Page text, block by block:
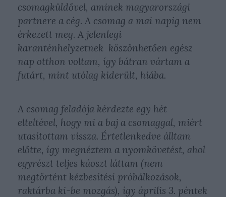
csomagküldővel, aminek magyarországi
partnere a cég. A csomag a mai napig nem
érkezett meg. A jelenlegi
karanténhelyzetnek köszönhetően egész
nap otthon voltam, így bátran vártam a
futárt, mint utólag kiderült, hiába.
A csomag feladója kérdezte egy hét
elteltével, hogy mi a baj a csomaggal, miért
utasítottam vissza. Értetlenkedve álltam
előtte, így megnéztem a nyomkövetést, ahol
egyrészt teljes káoszt láttam (nem
megtörtént kézbesítési próbálkozások,
raktárba ki-be mozgás), így április 3. péntek